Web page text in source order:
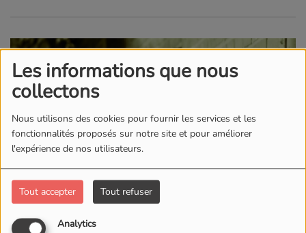
Les informations que nous
collectons
Nous utilisons des cookies pour fournir les services et les
fonctionnalités proposés sur notre site et pour améliorer
l'expérience de nos utilisateurs.
Tout accepter Tout refuser
Analytics